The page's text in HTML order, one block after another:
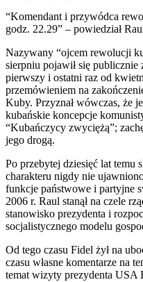
“Komendant i przywódca
godz. 22.29” – powiedział
Nazywany “ojcem rewolucji
sierpniu pojawił się
pierwszy i ostatni raz od
przemówieniem na
Kuby. Przyznał wówczas, że
kubańskie koncepcje
“Kubańczycy zwyciężą”;
jego drogą.
Po przebytej dziesięć lat temu
charakteru nigdy nie
funkcje państwowe i partyjne
2006 r. Raul stanął na czele
stanowisko prezydenta i
socjalistycznego modelu
Od tego czasu Fidel żył na
czasu własne komentarze na
temat wizyty prezydenta USA